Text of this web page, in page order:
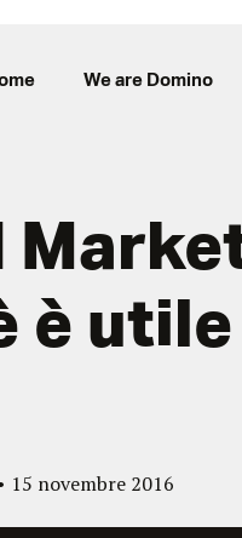
We are Domino
è
15 novembre 2016